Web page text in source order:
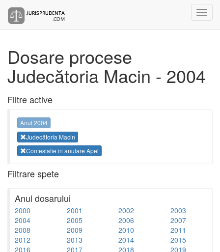
Dosare procese
Judecătoria Macin - 2004
Filtre active
Anul 2004
Judecătoria Macin
Contestatie in anulare Apel
Filtrare spete
Anul dosarului
2000 2001 2002
2003
2004
2005 2006
2007
2008
2009 2010
2011
2012
2013 2014
2015
2016
2017 2018
2019